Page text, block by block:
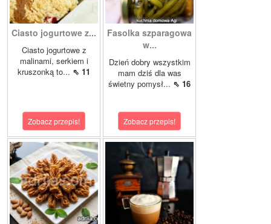
Ciasto jogurtowe z...
Ciasto jogurtowe z
malinami, serkiem i
kruszonką to... ⇖ 11
Zobacz przepis!
Fasolka szparagowa
w...
Dzień dobry wszystkim
mam dziś dla was
świetny pomysł... ⇖ 16
Zobacz przepis!